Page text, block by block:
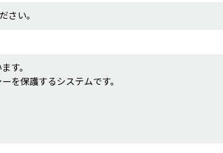
さい。
す。
を保護するシステムです。